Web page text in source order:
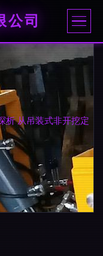
公司
析 从吊装式非开挖定